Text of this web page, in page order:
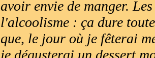
avoir envie de manger.
l'alcoolisme : ça dure
que, le jour où je fêterai
je dégusterai un dessert